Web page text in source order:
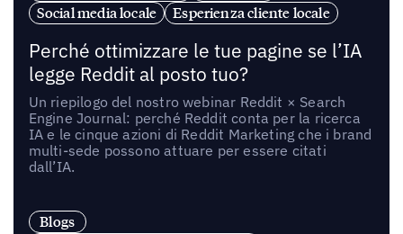
Social media locale
Esperienza cliente locale
Perché ottimizzare le tue pagine se l’IA
legge Reddit al posto tuo?
Un riepilogo del nostro webinar Reddit × Search
Engine Journal: perché Reddit conta per la ricerca
IA e le cinque azioni di Reddit Marketing che i brand
multi-sede possono attuare per essere citati
dall’IA.
Blogs